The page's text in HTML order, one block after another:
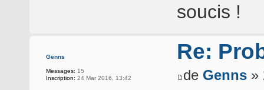
soucis !
Genns
Messages: 15
Inscription: 24 Mar 2016, 13:42
Re:
de Genns »